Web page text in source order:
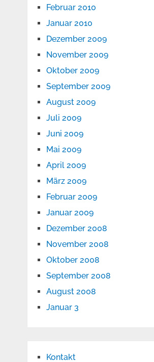
Februar 2010
Januar 2010
Dezember 2009
November 2009
Oktober 2009
September 2009
August 2009
Juli 2009
Juni 2009
Mai 2009
April 2009
März 2009
Februar 2009
Januar 2009
Dezember 2008
November 2008
Oktober 2008
September 2008
August 2008
Januar 3
Kontakt